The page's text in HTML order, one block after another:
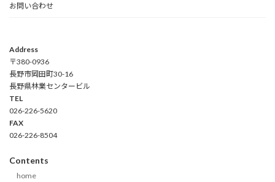
お問い合わせ
Address
〒380-0936
長野市岡田町30-16
長野県林業センタービル
TEL
026-226-5620
FAX
026-226-8504
Contents
home